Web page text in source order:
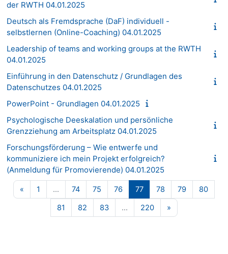
der RWTH 04.01.2025
Deutsch als Fremdsprache (DaF) individuell -
selbstlernen (Online-Coaching) 04.01.2025
Leadership of teams and working groups at the RWTH
04.01.2025
Einführung in den Datenschutz / Grundlagen des
Datenschutzes 04.01.2025
PowerPoint - Grundlagen 04.01.2025
Psychologische Deeskalation und persönliche
Grenzziehung am Arbeitsplatz 04.01.2025
Forschungsförderung – Wie entwerfe und
kommuniziere ich mein Projekt erfolgreich?
(Anmeldung für Promovierende) 04.01.2025
« Vorherige Seite
1 Seite 1
… 74Seite 74
75 Seite 75
76Seite 76
77Seite 77
78 Seite 78
79Seite 79
80Seite
81 Seite 81
82Seite 82
83Seite 83
… 220Seite 220
»Nächste Seite